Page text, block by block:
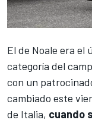
El de Noale era el
categoría del
con un
cambiado este
de Italia, cuando